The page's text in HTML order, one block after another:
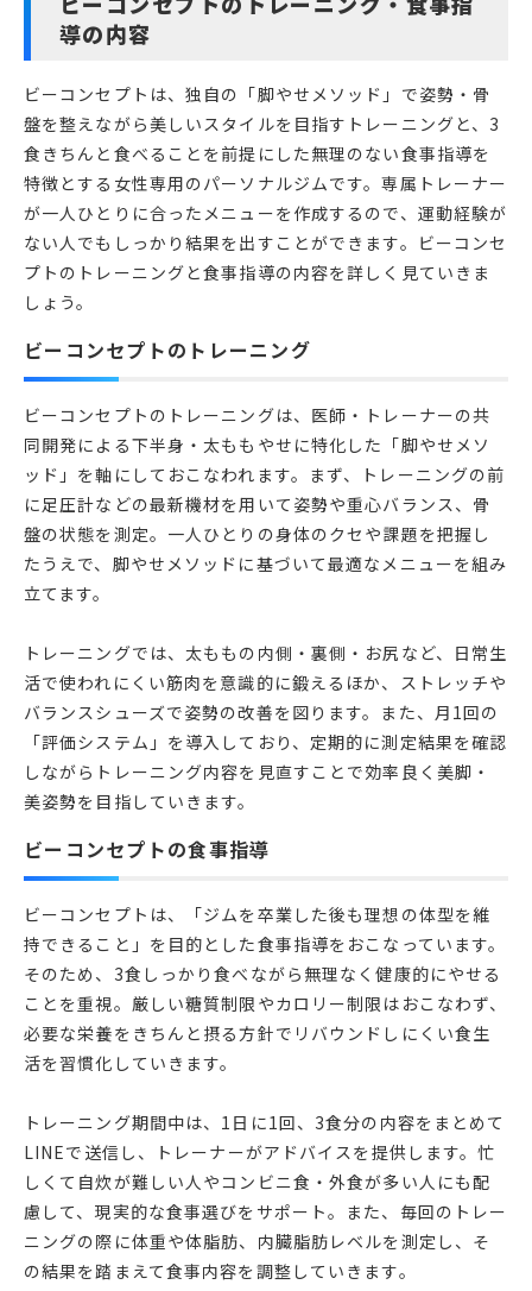
導の内容
ビーコンセプトは、独自の「脚やせメソッド」で姿勢・骨
盤を整えながら美しいスタイルを目指すトレーニングと、3
食きちんと食べることを前提にした無理のない食事指導を
特徴とする女性専用のパーソナルジムです。専属トレーナー
が一人ひとりに合ったメニューを作成するので、運動経験が
ない人でもしっかり結果を出すことができます。ビーコンセ
プトのトレーニングと食事指導の内容を詳しく見ていきま
しょう。
ビーコンセプトのトレーニング
ビーコンセプトのトレーニングは、医師・トレーナーの共
同開発による下半身・太ももやせに特化した「脚やせメソ
ッド」を軸にしておこなわれます。まず、トレーニングの前
に足圧計などの最新機材を用いて姿勢や重心バランス、骨
盤の状態を測定。一人ひとりの身体のクセや課題を把握し
たうえで、脚やせメソッドに基づいて最適なメニューを組み
立てます。
トレーニングでは、太ももの内側・裏側・お尻など、日常生
活で使われにくい筋肉を意識的に鍛えるほか、ストレッチや
バランスシューズで姿勢の改善を図ります。また、月1回の
「評価システム」を導入しており、定期的に測定結果を確認
しながらトレーニング内容を見直すことで効率良く美脚・
ビーコンセプトの食事指導
ビーコンセプトは、「ジムを卒業した後も理想の体型を維
持できること」を目的とした食事指導をおこなっています。
そのため、3食しっかり食べながら無理なく健康的にやせる
ことを重視。厳しい糖質制限やカロリー制限はおこなわず、
必要な栄養をきちんと摂る方針でリバウンドしにくい食生
活を習慣化していきます。
トレーニング期間中は、1日に1回、3食分の内容をまとめて
LINEで送信し、トレーナーがアドバイスを提供します。忙
しくて自炊が難しい人やコンビニ食・外食が多い人にも配
慮して、現実的な食事選びをサポート。また、毎回のトレー
ニングの際に体重や体脂肪、内臓脂肪レベルを測定し、そ